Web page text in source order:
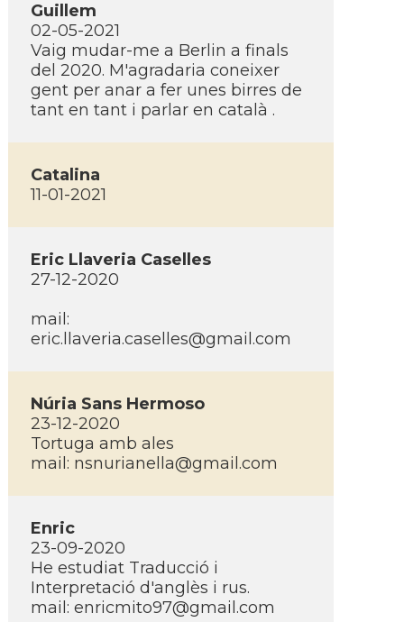
Guillem
02-05-2021
Vaig mudar-me a Berlin a finals
del 2020. M'agradaria coneixer
gent per anar a fer unes birres de
tant en tant i parlar en català .
Catalina
11-01-2021
Eric Llaveria Caselles
27-12-2020
mail:
eric.llaveria.caselles@gmail.com
Núria Sans Hermoso
23-12-2020
Tortuga amb ales
mail: nsnurianella@gmail.com
Enric
23-09-2020
He estudiat Traducció i
Interpretació d'anglès i rus.
mail: enricmito97@gmail.com